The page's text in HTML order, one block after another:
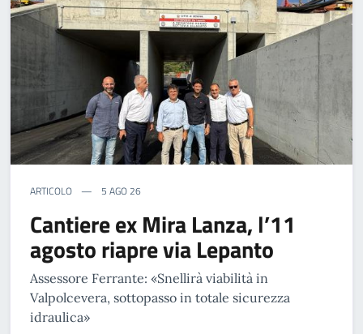
ARTICOLO 5 AGO 26
Cantiere ex Mira Lanza, l’11
agosto riapre via Lepanto
Assessore Ferrante: «Snellirà viabilità in
Valpolcevera, sottopasso in totale sicurezza
idraulica»